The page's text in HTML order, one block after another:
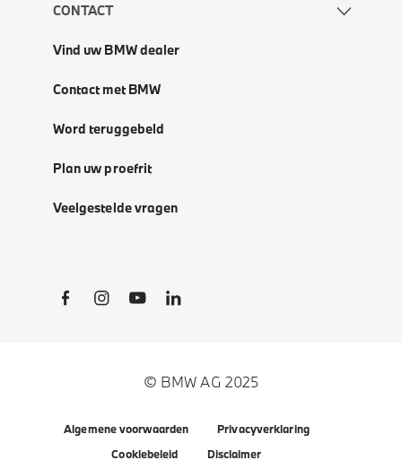
CONTACT
Vind uw BMW dealer
Contact met BMW
Word teruggebeld
Plan uw proefrit
Veelgestelde vragen
Social Links
© BMW AG 2025
Algemene voorwaarden
Privacyverklaring
Cookiebeleid
Disclaimer